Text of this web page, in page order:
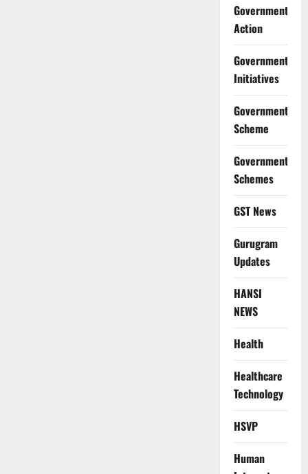
Government
Action
Government
Initiatives
Government
Scheme
Government
Schemes
GST News
Gurugram
Updates
HANSI
NEWS
Health
Healthcare
Technology
HSVP
Human